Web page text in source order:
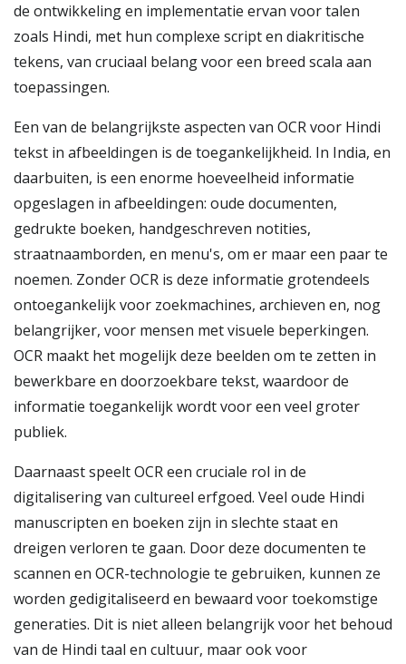
de ontwikkeling en implementatie ervan voor talen
zoals Hindi, met hun complexe script en diakritische
tekens, van cruciaal belang voor een breed scala aan
toepassingen.
Een van de belangrijkste aspecten van OCR voor Hindi
tekst in afbeeldingen is de toegankelijkheid. In India, en
daarbuiten, is een enorme hoeveelheid informatie
opgeslagen in afbeeldingen: oude documenten,
gedrukte boeken, handgeschreven notities,
straatnaamborden, en menu's, om er maar een paar te
noemen. Zonder OCR is deze informatie grotendeels
ontoegankelijk voor zoekmachines, archieven en, nog
belangrijker, voor mensen met visuele beperkingen.
OCR maakt het mogelijk deze beelden om te zetten in
bewerkbare en doorzoekbare tekst, waardoor de
informatie toegankelijk wordt voor een veel groter
publiek.
Daarnaast speelt OCR een cruciale rol in de
digitalisering van cultureel erfgoed. Veel oude Hindi
manuscripten en boeken zijn in slechte staat en
dreigen verloren te gaan. Door deze documenten te
scannen en OCR-technologie te gebruiken, kunnen ze
worden gedigitaliseerd en bewaard voor toekomstige
generaties. Dit is niet alleen belangrijk voor het behoud
van de Hindi taal en cultuur, maar ook voor